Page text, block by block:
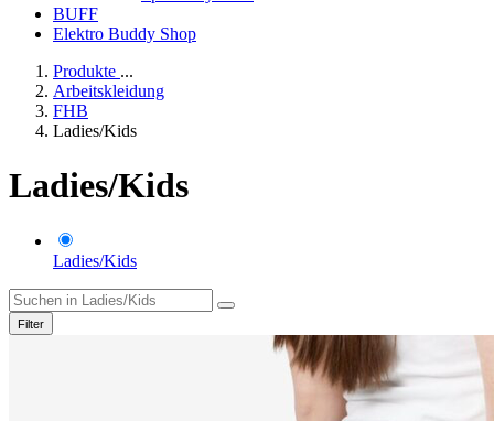
BUFF
Elektro Buddy Shop
Produkte ...
Arbeitskleidung
FHB
Ladies/Kids
Ladies/Kids
Ladies/Kids
Filter